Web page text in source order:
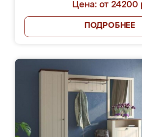
Цена: от 24200
ПОДРОБНЕЕ